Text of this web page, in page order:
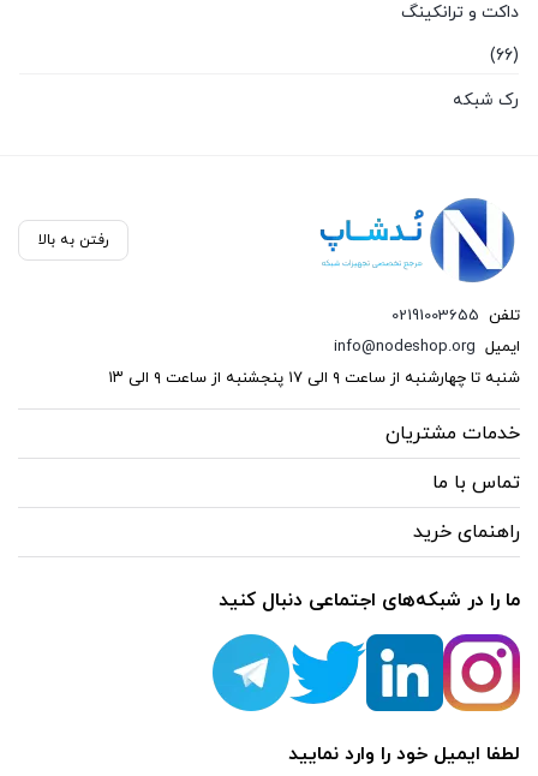
داکت و ترانکینگ
(66)
رک شبکه
(136)
سوکت و کیستون
(26)
فیبر نوری
(121)
(13)
کیستون
(12)
یو پی اس
(6)
رفتن به بالا
تلفن 02191003655
ایمیل info@nodeshop.org
شنبه تا چهارشنبه از ساعت ۹ الی ۱۷ پنجشنبه از ساعت ۹ الی ۱۳
خدمات مشتریان
تماس با ما
راهنمای خرید
ما را در شبکه‌های اجتماعی دنبال کنید
لطفا ایمیل خود را وارد نمایید